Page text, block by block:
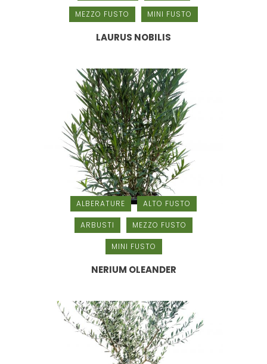
MEZZO FUSTO MINI FUSTO
LAURUS NOBILIS
ALBERATURE ALTO FUSTO
ARBUSTI MEZZO FUSTO
MINI FUSTO
NERIUM OLEANDER